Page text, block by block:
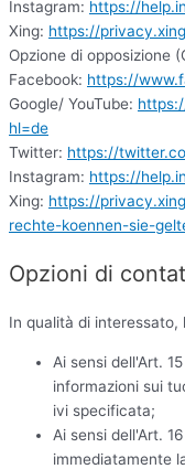
Instagram: https://
Xing: https://
Opzione di opposizione
Facebook: https://
Google/ YouTube:
hl=de
Twitter: https://
Instagram: https://
Xing: https://
rechte-koennen-sie-
Opzioni di
In qualità di interessato,
Ai sensi dell'Art.
informazioni sui
ivi specificata;
Ai sensi dell'Art.
immediatamente